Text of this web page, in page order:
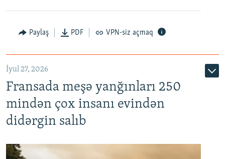
Paylaş PDF VPN-siz açmaq
İyul 27, 2026
Fransada meşə yanğınları 250
mindən çox insanı evindən
didərgin salıb